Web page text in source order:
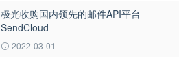
极光收购国内领先的邮件API平台
SendCloud
2022-03-01